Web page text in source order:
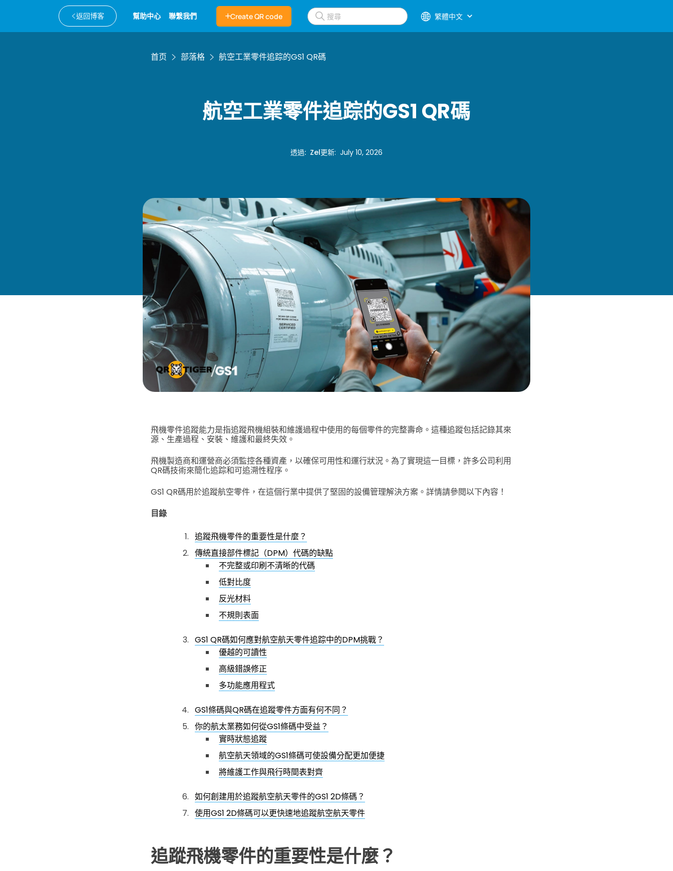
返回博客 幫助中心 聯繫我們 Create QR code 繁體中文
首页 部落格 航空工業零件追踪的GS1 QR碼
航空工業零件追踪的GS1 QR碼
透過: Zel更新: July 10, 2026
飛機零件追蹤能力是指追蹤飛機組裝和維護過程中使用的每個零件的完整壽命。這種追蹤包括記錄其來
源、生產過程、安裝、維護和最終失效。
飛機製造商和運營商必須監控各種資產，以確保可用性和運行狀況。為了實現這一目標，許多公司利用
QR碼技術來簡化追踪和可追溯性程序。
GS1 QR碼用於追蹤航空零件，在這個行業中提供了堅固的設備管理解決方案。詳情請參閱以下內容！
目錄
追蹤飛機零件的重要性是什麼？
傳統直接部件標記（DPM）代碼的缺點
不完整或印刷不清晰的代碼
低對比度
反光材料
不規則表面
GS1 QR碼如何應對航空航天零件追踪中的DPM挑戰？
優越的可讀性
高級錯誤修正
多功能應用程式
GS1條碼與QR碼在追蹤零件方面有何不同？
你的航太業務如何從GS1條碼中受益？
實時狀態追蹤
航空航天領域的GS1條碼可使設備分配更加便捷
將維護工作與飛行時間表對齊
如何創建用於追蹤航空航天零件的GS1 2D條碼？
使用GS1 2D條碼可以更快速地追蹤航空航天零件
追蹤飛機零件的重要性是什麼？